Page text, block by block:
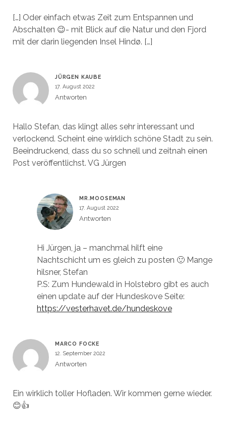
[…] Oder einfach etwas Zeit zum Entspannen und
Abschalten 😉- mit Blick auf die Natur und den Fjord
mit der darin liegenden Insel Hindø. […]
JÜRGEN KAUBE
17. August 2022
Antworten
Hallo Stefan, das klingt alles sehr interessant und
verlockend. Scheint eine wirklich schöne Stadt zu sein.
Beeindruckend, dass du so schnell und zeitnah einen
Post veröffentlichst. VG Jürgen
MR.MOOSEMAN
17. August 2022
Antworten
Hi Jürgen, ja – manchmal hilft eine
Nachtschicht um es gleich zu posten 🙂 Mange
hilsner, Stefan
P.S: Zum Hundewald in Holstebro gibt es auch
einen update auf der Hundeskove Seite:
https://vesterhavet.de/hundeskove
MARCO FOCKE
12. September 2022
Antworten
Ein wirklich toller Hofladen. Wir kommen gerne wieder.
😊👍